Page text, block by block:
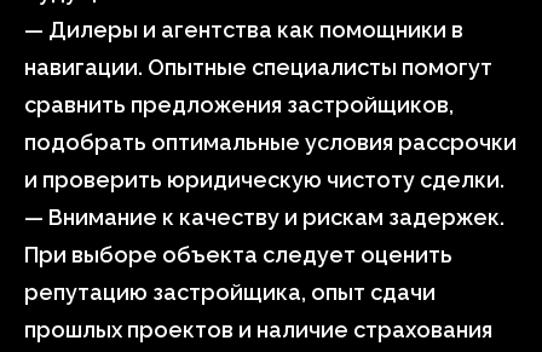
— Дилеры и агентства как помощники в
навигации. Опытные специалисты помогут
сравнить предложения застройщиков,
подобрать оптимальные условия рассрочки
и проверить юридическую чистоту сделки.
— Внимание к качеству и рискам задержек.
При выборе объекта следует оценить
репутацию застройщика, опыт сдачи
прошлых проектов и наличие страхования